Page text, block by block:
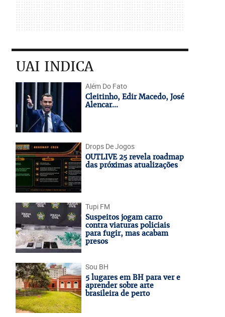
UAI INDICA
Além Do Fato
Cleitinho, Edir Macedo, José
Alencar...
Drops De Jogos
OUTLIVE 25 revela roadmap
das próximas atualizações
Tupi FM
Suspeitos jogam carro
contra viaturas policiais
para fugir, mas acabam
presos
Sou BH
5 lugares em BH para ver e
aprender sobre arte
brasileira de perto